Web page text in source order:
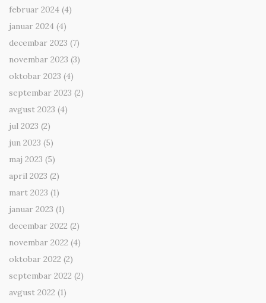
februar 2024 (4)
januar 2024 (4)
decembar 2023 (7)
novembar 2023 (3)
oktobar 2023 (4)
septembar 2023 (2)
avgust 2023 (4)
jul 2023 (2)
jun 2023 (5)
maj 2023 (5)
april 2023 (2)
mart 2023 (1)
januar 2023 (1)
decembar 2022 (2)
novembar 2022 (4)
oktobar 2022 (2)
septembar 2022 (2)
avgust 2022 (1)